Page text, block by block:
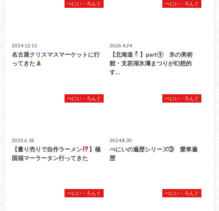
ぺにい・ろんぐ
2024.12.13
名古屋クリスマスマーケットに行
ってきた
ぺにい・ろんぐ
2026.4.24
【北海道
】part④ 氷の美術
館・支笏湖氷濤まつりが幻想的
す…
ぺにい・ろんぐ
2025.6.18
【量り売りで自作ラーメン
】楊
国福マーラータン行ってきた
ぺにい・ろんぐ
2024.8.30
ぺにいの遍歴シリーズ③ 愛車遍
歴
ぺにい・ろんぐ ぺにい・ろんぐ